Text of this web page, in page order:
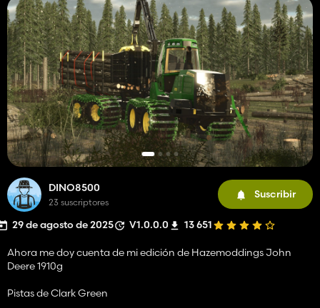
DINO8500
23 suscriptores
Suscribir
29 de agosto de 2025 V1.0.0.0 13 651
Ahora me doy cuenta de mi edición de Hazemoddings John
Deere 1910g
Pistas de Clark Green